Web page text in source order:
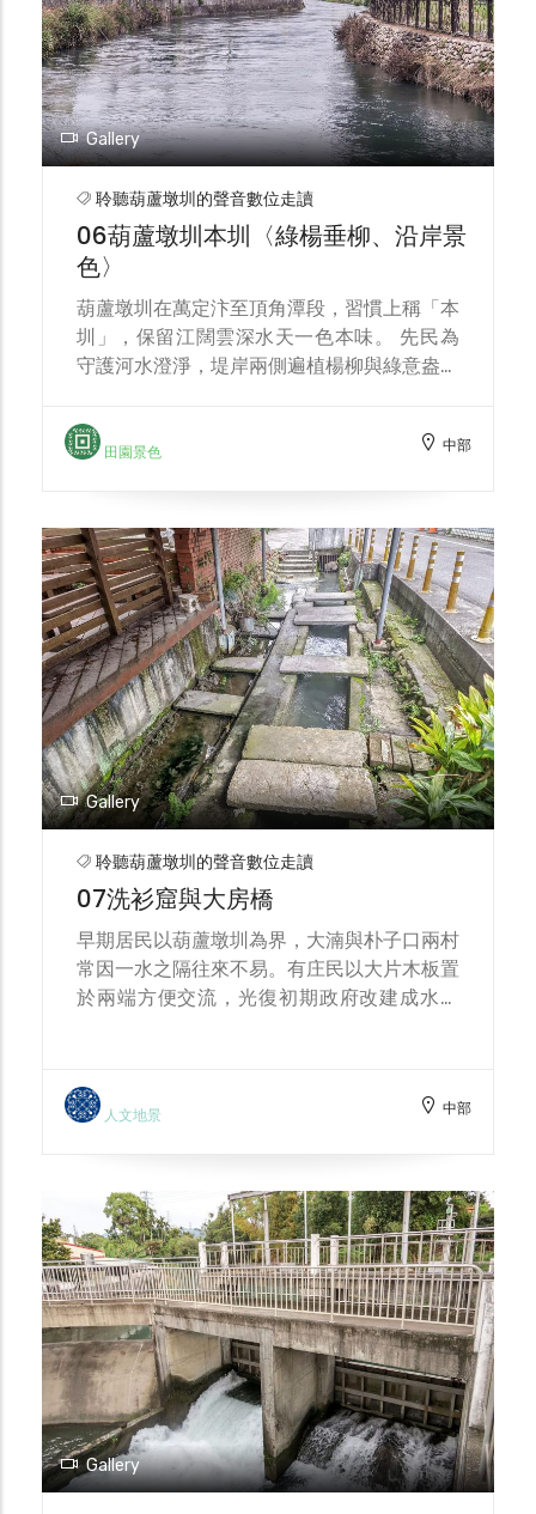
Gallery
聆聽葫蘆墩圳的聲音數位走讀
06葫蘆墩圳本圳〈綠楊垂柳、沿岸景
色〉
葫蘆墩圳在萬定汴至頂角潭段，習慣上稱「本
圳」，保留江闊雲深水天一色本味。 先民為
守護河水澄淨，堤岸兩側遍植楊柳與綠意盎然
相互輝映，每不勝收微風徐徐四季皆美。習慣
上冬季農耕暫歇，農田水利當局著手修護各項
田園景色 中部
Gallery
聆聽葫蘆墩圳的聲音數位走讀
07洗衫窟與大房橋
早期居民以葫蘆墩圳為界，大湳與朴子口兩村
常因一水之隔往來不易。有庄民以大片木板置
於兩端方便交流，光復初期政府改建成水泥
因921大地震後受損，與時代潮流改變，來洗
衫窟的人少了，留下居家田園樂的懷念。
人文地景 中部
Gallery